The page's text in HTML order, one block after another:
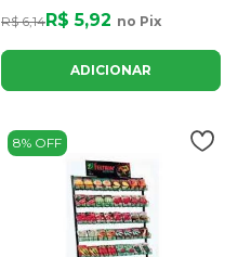
R$ 6,14R$ 5,92 no Pix
ADICIONAR
8% OFF